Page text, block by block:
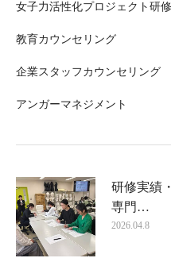
女子力活性化プロジェクト研修
教育カウンセリング
企業スタッフカウンセリング
アンガーマネジメント
研修実績
専門…
2026.04.8